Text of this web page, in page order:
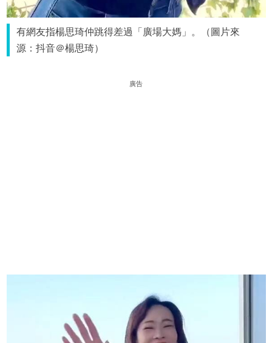
有網友指楊思琦仲跳得差過「廣場大媽」。（圖片來
源：抖音＠楊思琦）
廣告